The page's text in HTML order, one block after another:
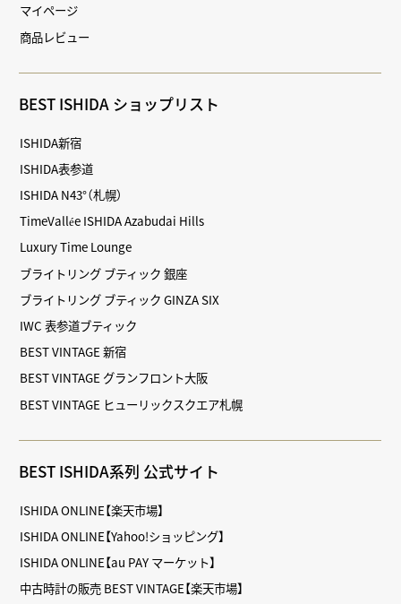
マイページ
商品レビュー
BEST ISHIDA ショップリスト
ISHIDA新宿
ISHIDA表参道
ISHIDA N43°（札幌）
TimeVallée ISHIDA Azabudai Hills
Luxury Time Lounge
ブライトリング ブティック 銀座
ブライトリング ブティック GINZA SIX
IWC 表参道ブティック
BEST VINTAGE 新宿
BEST VINTAGE グランフロント大阪
BEST VINTAGE ヒューリックスクエア札幌
BEST ISHIDA系列 公式サイト
ISHIDA ONLINE【楽天市場】
ISHIDA ONLINE【Yahoo!ショッピング】
ISHIDA ONLINE【au PAY マーケット】
中古時計の販売 BEST VINTAGE【楽天市場】